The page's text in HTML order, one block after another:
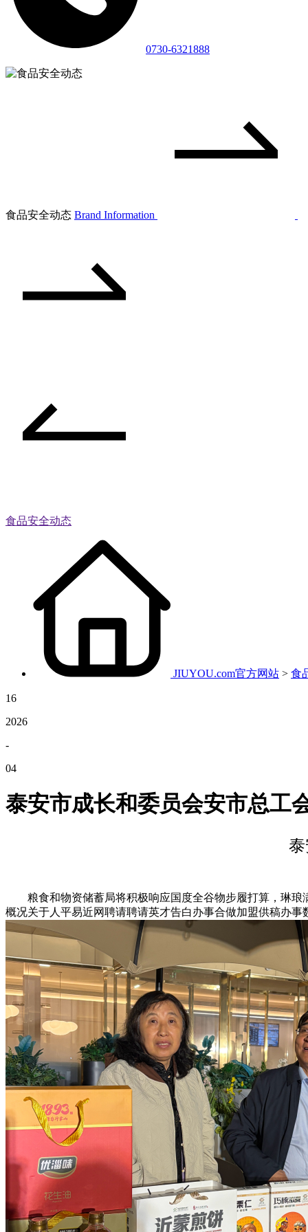
0730-6321888
食品安全动态 Brand Information
食品安全动态
JIUYOU.com官方网站 > 食
16
2026
-
04
泰安市成长和委员会安市总工
粮食和物资储蓄局将积极响应国度全谷物步履打算，琳琅
概况关于人平易近网聘请聘请英才告白办事合做加盟供稿办